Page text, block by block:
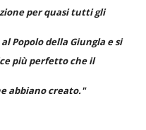
per quasi tutti gli
Popolo della Giungla e si
più perfetto che il
abbiano creato."